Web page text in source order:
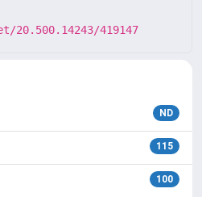
419147
ND
115
100